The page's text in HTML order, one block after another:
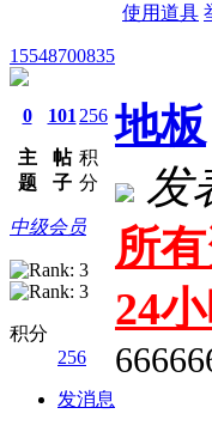
使用道具
15548700835
0
主
题
101
帖
子
256
积
分
中级会员
积分
256
发消息
地板
发
所
24